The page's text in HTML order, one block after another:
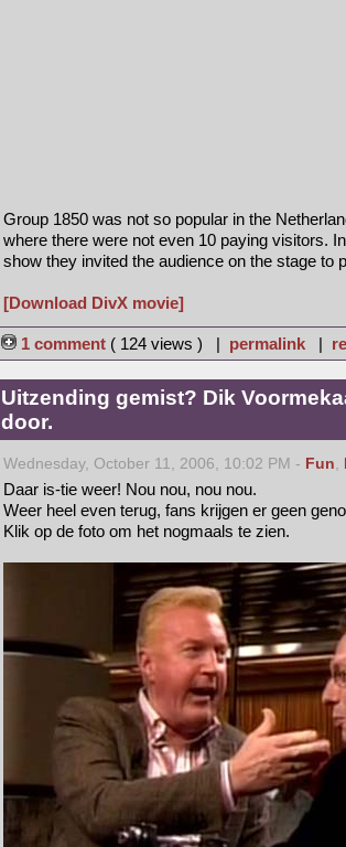
Group 1850 was not so popular in the
where there were not even 10 paying visitors.
show they invited the audience on the stage to
[Download DivX movie]
1 comment ( 124 views ) | permalink|
Uitzending gemist? Dik
door.
Wednesday, October 11, 2006, 10:02 PM - Fun,
Daar is-tie weer! Nou nou, nou nou.
Weer heel even terug, fans krijgen er geen
Klik op de foto om het nogmaals te zien.